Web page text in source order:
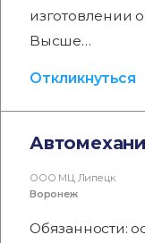
изготовлении
Высше…
Откликнуться
ООО МЦ Липецк
Воронеж
Обязанности: